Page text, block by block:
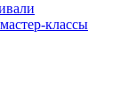
классы